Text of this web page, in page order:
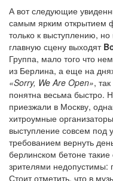
А вот следующие
самым ярким открытием
только к выступлению,
главную сцену выходят
Группа, мало того что
из Берлина, а еще на
«Sorry, We Are Open»,
понятна весьма быстро.
приезжали в Москву,
хитроумные
выступление совсем под
требованием вернуть
берлинском бетоне
зрителями недопустимы:
Стоит отметить, что в